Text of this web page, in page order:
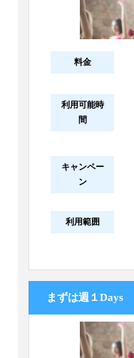
料金
利用可能時
間
キャンペー
ン
利用範囲
まずは週１Days